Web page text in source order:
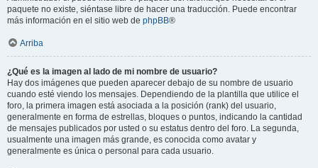
paquete no existe, siéntase libre de hacer una traducción. Puede encontrar
más información en el sitio web de phpBB®
Arriba
¿Qué es la imagen al lado de mi nombre de usuario?
Hay dos imágenes que pueden aparecer debajo de su nombre de usuario
cuando esté viendo los mensajes. Dependiendo de la plantilla que utilice el
foro, la primera imagen está asociada a la posición (rank) del usuario,
generalmente en forma de estrellas, bloques o puntos, indicando la cantidad
de mensajes publicados por usted o su estatus dentro del foro. La segunda,
usualmente una imagen más grande, es conocida como avatar y
generalmente es única o personal para cada usuario.